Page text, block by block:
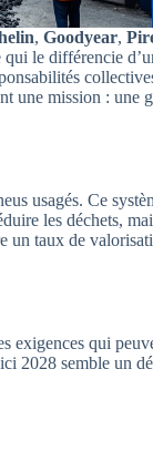
, Goodyear,
le différencie
une mission : une
usagés. Ce
les déchets,
un taux de
exigences qui
2028 semble un